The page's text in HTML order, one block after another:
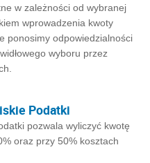
w zależności od wybranej
wprowadzenia kwoty
ponosimy odpowiedzialności
wyboru przez
Podatki
pozwala wyliczyć kwotę
oraz przy 50% kosztach